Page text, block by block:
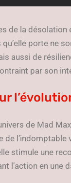
de la
porte ne
aussi de
par son
de Mad
de l’indomptable
stimule une
l’action en une